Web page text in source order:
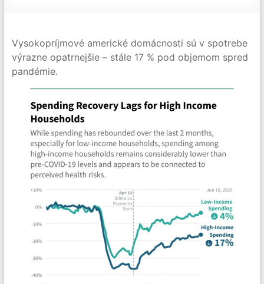
Vysokopríjmové americké domácnosti sú v spotrebe
výrazne opatrnejšie – stále 17 % pod objemom spred
pandémie.